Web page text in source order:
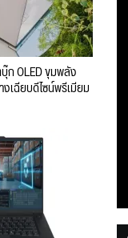
ก OLED ขุมพลัง
งเฉียบดีไซน์พรีเมียม